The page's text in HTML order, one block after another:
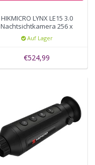
HIKMICRO LYNX LE15 3.0
Nachtsichtkamera 256 x
192 IR resolution 750
Meter Reichweite
Auf Lager
€524,99